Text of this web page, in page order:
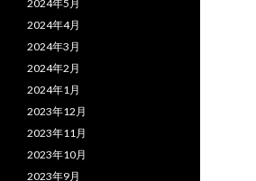
2024年5月
2024年4月
2024年3月
2024年2月
2024年1月
2023年12月
2023年11月
2023年10月
2023年9月